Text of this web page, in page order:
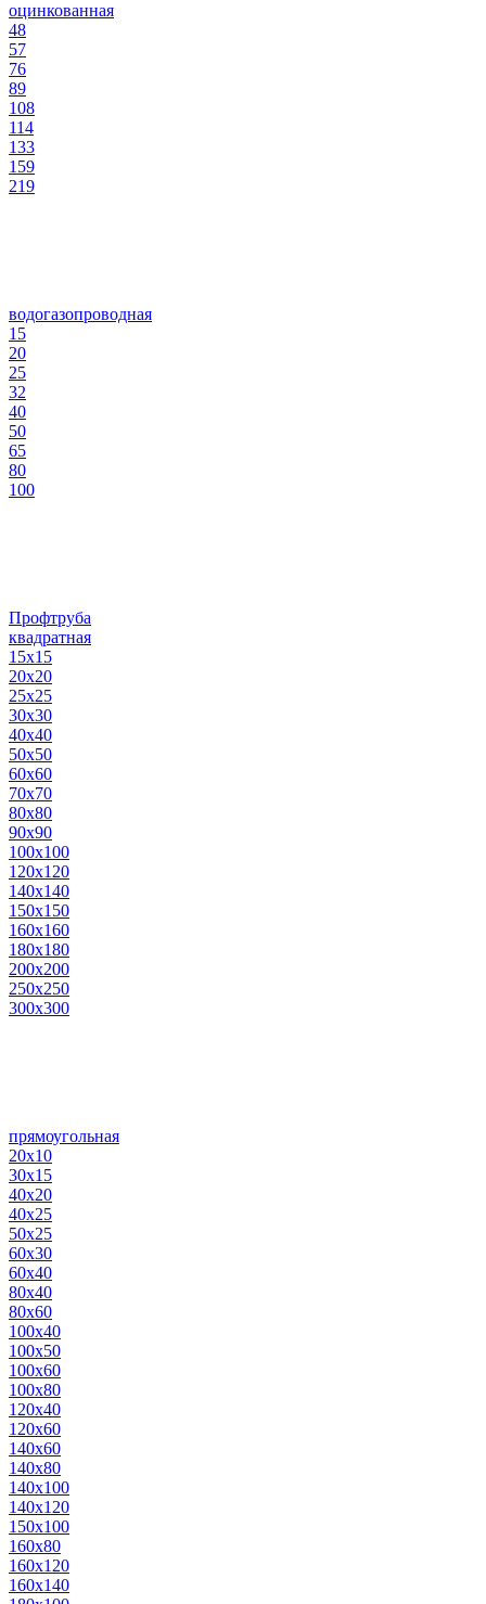
оцинкованная
48
57
76
89
108
114
133
159
219
водогазопроводная
15
20
25
32
40
50
65
80
100
Профтруба
квадратная
15х15
20х20
25х25
30х30
40х40
50х50
60х60
70х70
80х80
90х90
100х100
120х120
140х140
150х150
160х160
180х180
200х200
250х250
300х300
прямоугольная
20х10
30х15
40х20
40х25
50х25
60х30
60х40
80х40
80х60
100х40
100х50
100х60
100х80
120х40
120х60
140х60
140х80
140х100
140х120
150х100
160х80
160х120
160х140